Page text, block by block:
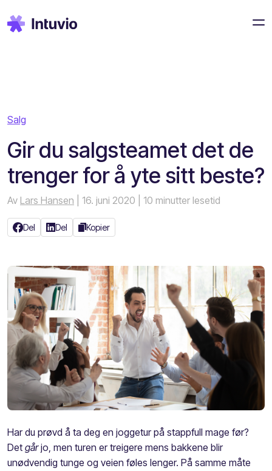
Salg
Gir du salgsteamet det de
trenger for å yte sitt beste?
Av Lars Hansen | 16. juni 2020 | 10 minutter lesetid
Del Del Kopier
Hardu prøvd å ta deg en joggetur på stappfull mage før?
Det gårjo, men turen ertreigere mens bakkene blir
unødvendig tunge og veien føles lenger. På samme måte